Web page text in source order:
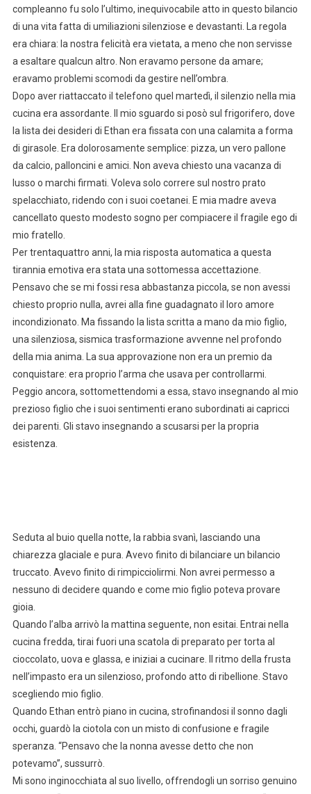
compleanno fu solo l’ultimo, inequivocabile atto in questo bilancio
di una vita fatta di umiliazioni silenziose e devastanti. La regola
era chiara: la nostra felicità era vietata, a meno che non servisse
a esaltare qualcun altro. Non eravamo persone da amare;
eravamo problemi scomodi da gestire nell’ombra.
Dopo aver riattaccato il telefono quel martedì, il silenzio nella mia
cucina era assordante. Il mio sguardo si posò sul frigorifero, dove
la lista dei desideri di Ethan era fissata con una calamita a forma
di girasole. Era dolorosamente semplice: pizza, un vero pallone
da calcio, palloncini e amici. Non aveva chiesto una vacanza di
lusso o marchi firmati. Voleva solo correre sul nostro prato
spelacchiato, ridendo con i suoi coetanei. E mia madre aveva
cancellato questo modesto sogno per compiacere il fragile ego di
mio fratello.
Per trentaquattro anni, la mia risposta automatica a questa
tirannia emotiva era stata una sottomessa accettazione.
Pensavo che se mi fossi resa abbastanza piccola, se non avessi
chiesto proprio nulla, avrei alla fine guadagnato il loro amore
incondizionato. Ma fissando la lista scritta a mano da mio figlio,
una silenziosa, sismica trasformazione avvenne nel profondo
della mia anima. La sua approvazione non era un premio da
conquistare: era proprio l’arma che usava per controllarmi.
Peggio ancora, sottomettendomi a essa, stavo insegnando al mio
prezioso figlio che i suoi sentimenti erano subordinati ai capricci
dei parenti. Gli stavo insegnando a scusarsi per la propria
esistenza.
Seduta al buio quella notte, la rabbia svanì, lasciando una
chiarezza glaciale e pura. Avevo finito di bilanciare un bilancio
truccato. Avevo finito di rimpicciolirmi. Non avrei permesso a
nessuno di decidere quando e come mio figlio poteva provare
gioia.
Quando l’alba arrivò la mattina seguente, non esitai. Entrai nella
cucina fredda, tirai fuori una scatola di preparato per torta al
cioccolato, uova e glassa, e iniziai a cucinare. Il ritmo della frusta
nell’impasto era un silenzioso, profondo atto di ribellione. Stavo
scegliendo mio figlio.
Quando Ethan entrò piano in cucina, strofinandosi il sonno dagli
occhi, guardò la ciotola con un misto di confusione e fragile
speranza. “Pensavo che la nonna avesse detto che non
potevamo”, sussurrò.
Mi sono inginocchiata al suo livello, offrendogli un sorriso genuino